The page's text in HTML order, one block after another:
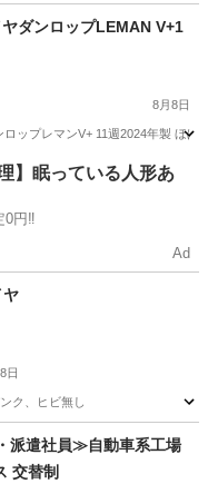
ルダンロップLEMAN V+1
8月8日
ップレマンV+ 11週2024年製 ほ
イール ダンロップ
】眠っている人形あ
0円‼️
Ad
日
ク、ヒビ無し
ホイール Dunlop
派遣社員≫自動車系工場
交替制